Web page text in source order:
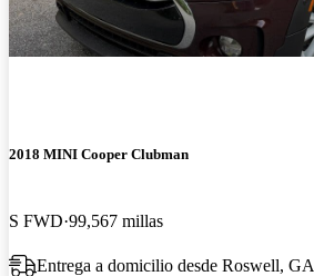
2018 MINI Cooper Clubman
S FWD 99,567 millas
Entrega a domicilio desde Roswell, GA